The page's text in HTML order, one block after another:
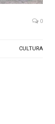
0
CULTURA